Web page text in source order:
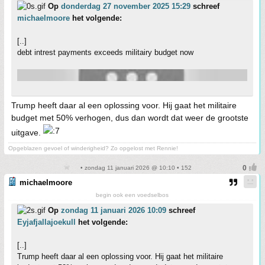
Op donderdag 27 november 2025 15:29 schreef
michaelmoore het volgende:
[..]
debt intrest payments exceeds militairy budget now
Trump heeft daar al een oplossing voor. Hij gaat het militaire
budget met 50% verhogen, dus dan wordt dat weer de grootste
uitgave.
Opgeblazen gevoel of winderigheid? Zo opgelost met Rennie!
• zondag 11 januari 2026 @ 10:10 • 152
michaelmoore
begin ook een voedselbos
Op zondag 11 januari 2026 10:09 schreef
Eyjafjallajoekull
het volgende:
[..]
Trump heeft daar al een oplossing voor. Hij gaat het militaire